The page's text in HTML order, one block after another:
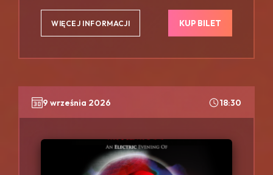
WIĘCEJ INFORMACJI KUP BILET
9 września 2026 18:30